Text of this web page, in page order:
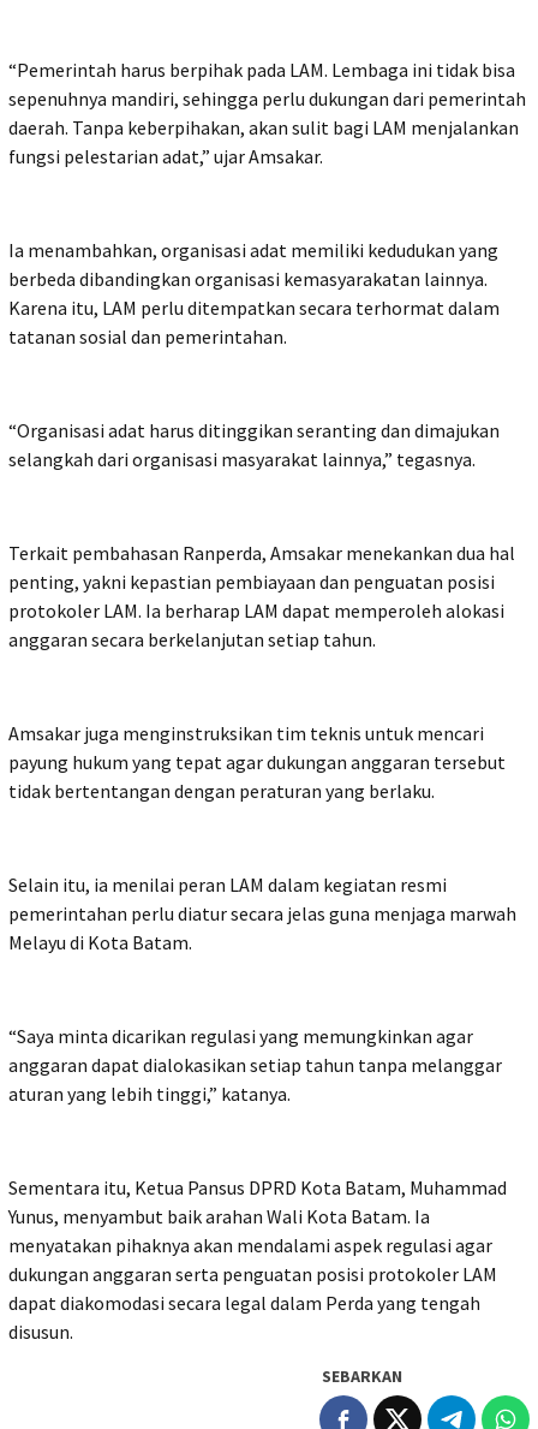
“Pemerintah harus berpihak pada LAM. Lembaga ini tidak bisa
sepenuhnya mandiri, sehingga perlu dukungan dari pemerintah
daerah. Tanpa keberpihakan, akan sulit bagi LAM menjalankan
fungsi pelestarian adat,” ujar Amsakar.
Ia menambahkan, organisasi adat memiliki kedudukan yang
berbeda dibandingkan organisasi kemasyarakatan lainnya.
Karena itu, LAM perlu ditempatkan secara terhormat dalam
tatanan sosial dan pemerintahan.
“Organisasi adat harus ditinggikan seranting dan dimajukan
selangkah dari organisasi masyarakat lainnya,” tegasnya.
Terkait pembahasan Ranperda, Amsakar menekankan dua hal
penting, yakni kepastian pembiayaan dan penguatan posisi
protokoler LAM. Ia berharap LAM dapat memperoleh alokasi
anggaran secara berkelanjutan setiap tahun.
Amsakar juga menginstruksikan tim teknis untuk mencari
payung hukum yang tepat agar dukungan anggaran tersebut
tidak bertentangan dengan peraturan yang berlaku.
Selain itu, ia menilai peran LAM dalam kegiatan resmi
pemerintahan perlu diatur secara jelas guna menjaga marwah
Melayu di Kota Batam.
“Saya minta dicarikan regulasi yang memungkinkan agar
anggaran dapat dialokasikan setiap tahun tanpa melanggar
aturan yang lebih tinggi,” katanya.
Sementara itu, Ketua Pansus DPRD Kota Batam, Muhammad
Yunus, menyambut baik arahan Wali Kota Batam. Ia
menyatakan pihaknya akan mendalami aspek regulasi agar
dukungan anggaran serta penguatan posisi protokoler LAM
dapat diakomodasi secara legal dalam Perda yang tengah
disusun.
SEBARKAN